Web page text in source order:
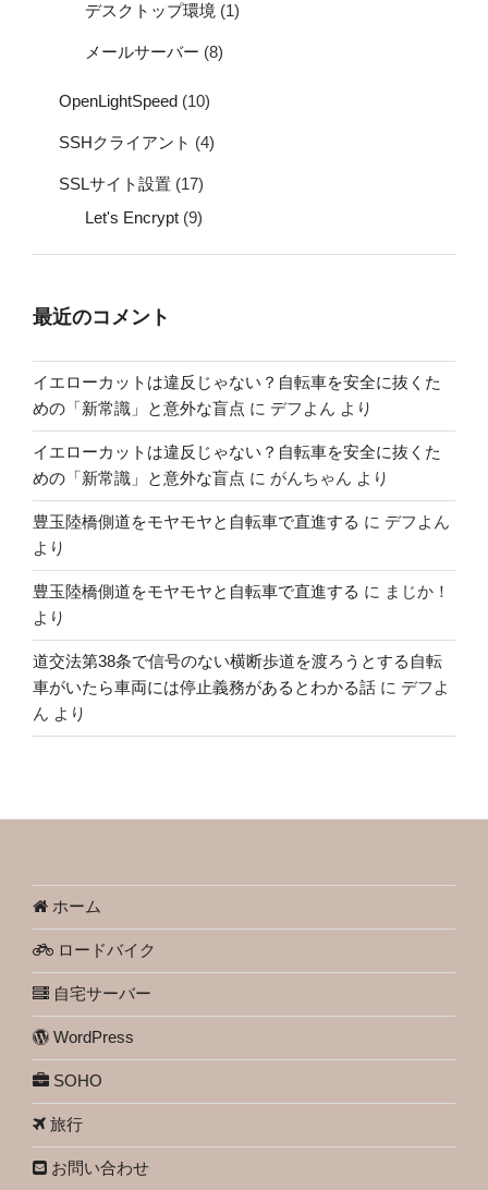
デスクトップ環境 (1)
メールサーバー (8)
OpenLightSpeed (10)
SSHクライアント (4)
SSLサイト設置 (17)
Let's Encrypt (9)
最近のコメント
イエローカットは違反じゃない？自転車を安全に抜くた
めの「新常識」と意外な盲点 に デフよん より
イエローカットは違反じゃない？自転車を安全に抜くた
めの「新常識」と意外な盲点 に がんちゃん より
豊玉陸橋側道をモヤモヤと自転車で直進する に デフよん
より
豊玉陸橋側道をモヤモヤと自転車で直進する に まじか！
より
道交法第38条で信号のない横断歩道を渡ろうとする自転
車がいたら車両には停止義務があるとわかる話 に デフよ
ん より
ホーム
ロードバイク
自宅サーバー
WordPress
SOHO
旅行
お問い合わせ